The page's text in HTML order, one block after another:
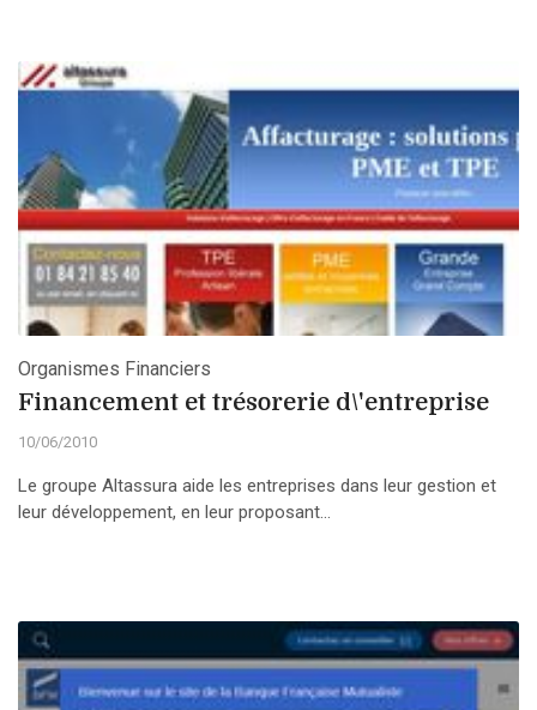
Organismes Financiers
Financement et trésorerie d\'entreprise
10/06/2010
Le groupe Altassura aide les entreprises dans leur gestion et
leur développement, en leur proposant...